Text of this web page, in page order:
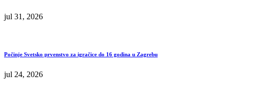
jul 31, 2026
Počinje Svetsko prvenstvo za igračice do 16 godina u Zagrebu
jul 24, 2026